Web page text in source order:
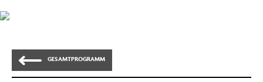
GESAMTPROGRAMM